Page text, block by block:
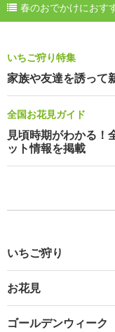
春のおでかけにおす
いちご狩り特集
家族や友達を誘って
全国お花見ガイド
見頃時期がわかる！
ット情報を掲載
いちご狩り
お花見
ゴールデンウィーク